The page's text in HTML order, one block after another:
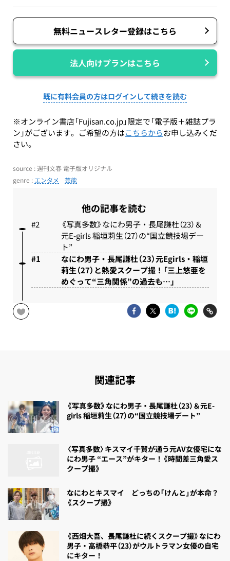
無料ニュースレター登録はこちら
法人向けプランはこちら
既に有料会員の方はログインして続きを読む
※オンライン書店「Fujisan.co.jp」限定で「電子版＋雑誌プラ
ン」がございます。ご希望の方はこちらからお申し込みくだ
さい。
source : 週刊文春 電子版オリジナル
genre : エンタメ 芸能
他の記事を読む
《写真多数》なにわ男子・長尾謙杜（23）＆
元E-girls 稲垣莉生（27）の“国立競技場デー
ト”
なにわ男子・長尾謙杜（23）元Egirls・稲垣
莉生（27）と熱愛スクープ撮！「三上悠亜を
めぐって“三角関係”の過去も…」
関連記事
《写真多数》なにわ男子・長尾謙杜（23）＆元E-
girls 稲垣莉生（27）の“国立競技場デート”
〈写真多数〉キスマイ千賀が通う元AV女優宅にな
にわ男子 “エース”がキター！《時間差三角愛ス
クープ撮》
なにわとキスマイ どっちの「けんと」が本命？
《スクープ撮》
《西畑大吾、長尾謙杜に続くスクープ撮》なにわ
男子・高橋恭平（23）がウルトラマン女優の自宅
にキター！